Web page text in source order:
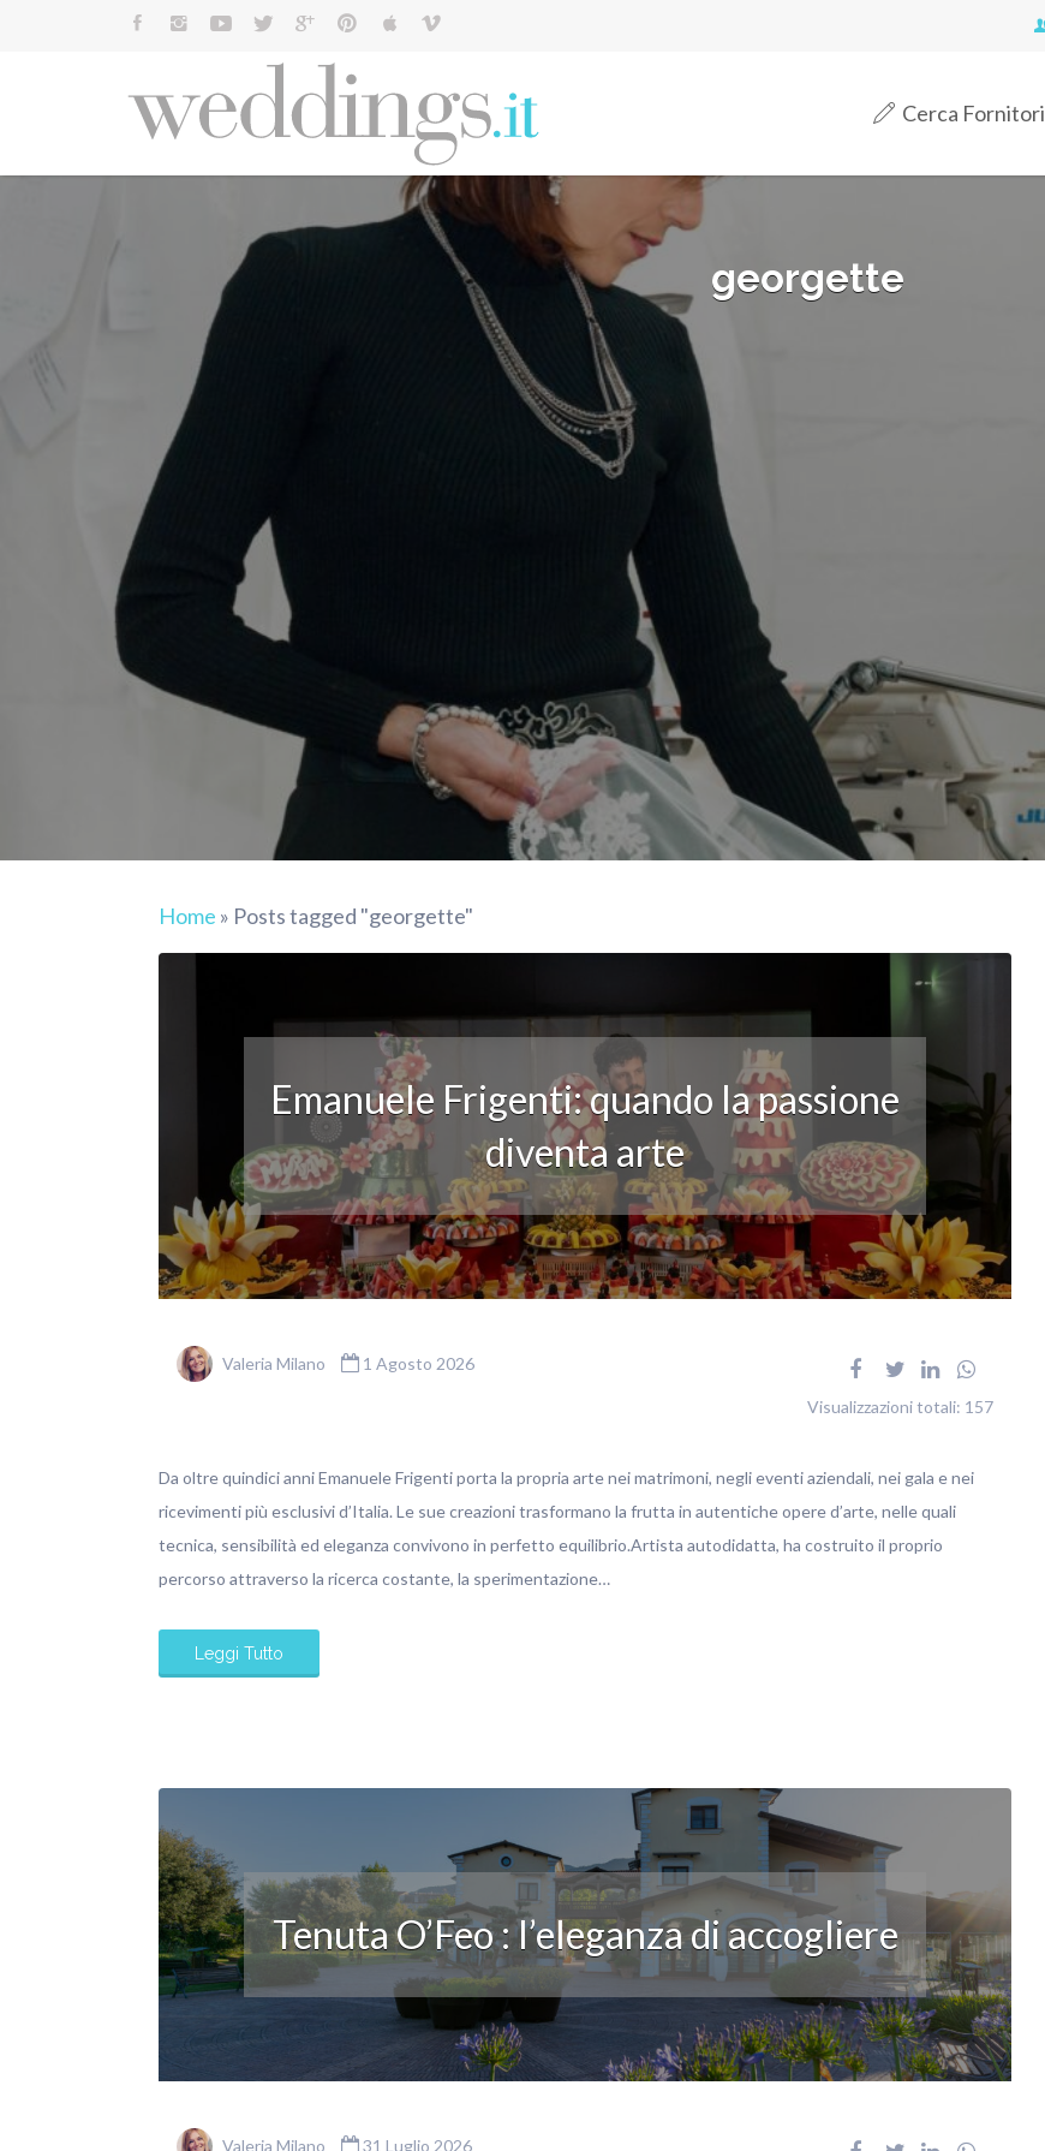
Cerca Fornitori
Cerca:
georgette
Home » Posts tagged "georgette"
Emanuele Frigenti: quando la passione
diventa arte
Valeria Milano 1 Agosto 2026
Visualizzazioni totali: 157
Da oltre quindici anni Emanuele Frigenti porta la propria arte nei matrimoni, negli eventi aziendali, nei gala e nei
ricevimenti più esclusivi d’Italia. Le sue creazioni trasformano la frutta in autentiche opere d’arte, nelle quali
tecnica, sensibilità ed eleganza convivono in perfetto equilibrio.Artista autodidatta, ha costruito il proprio
percorso attraverso la ricerca costante, la sperimentazione…
Leggi Tutto
Tenuta O’Feo : l’eleganza di accogliere
Valeria Milano 31 Luglio 2026